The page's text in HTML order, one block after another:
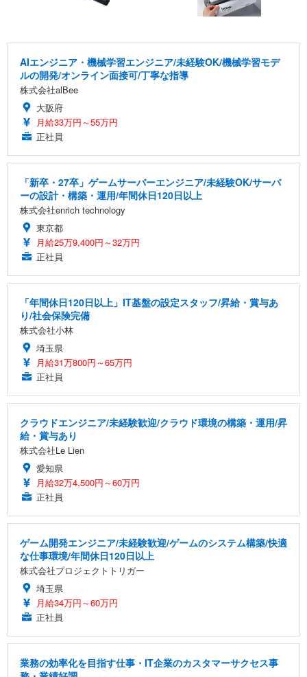
AIエンジニア・機械学習エンジニア/未経験OK/機械学習モデ
ルの開発/オンライン面接可/丁寧な指導
株式会社alBee
大阪府
月給33万円～55万円
正社員
「新卒・27卒」ゲームサーバーエンジニア/未経験OK/サーバ
ーの設計・構築・運用/年間休日120日以上
株式会社enrich technology
東京都
月給25万9,400円～32万円
正社員
「年間休日120日以上」IT基盤の設定スタッフ/昇給・賞与あ
り/社会保険完備
株式会社小林
埼玉県
月給31万800円～65万円
正社員
クラウドエンジニア/未経験歓迎/クラウド環境の構築・運用/昇
給・賞与あり
株式会社Le Lien
愛知県
月給32万4,500円～60万円
正社員
ゲーム開発エンジニア/未経験歓迎/ゲームのシステム構築/快適
な仕事環境/年間休日120日以上
株式会社プロジェクトトリガー
埼玉県
月給34万円～60万円
正社員
業務の効率化を目指す仕事・IT企業のカスタマーサクセス事